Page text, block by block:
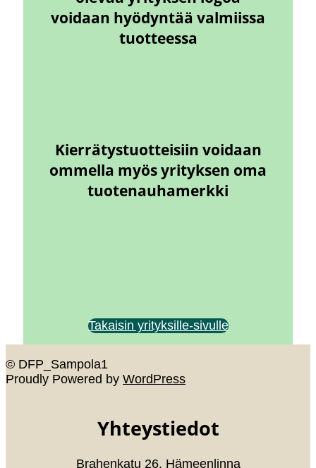
voidaan hyödyntää valmiissa
tuotteessa
Kierrätystuotteisiin voidaan
ommella myös yrityksen oma
tuotenauhamerkki
Takaisin yrityksille-sivulle
© DFP_Sampola1
Proudly Powered by WordPress
Yhteystiedot
Brahenkatu 26, Hämeenlinna